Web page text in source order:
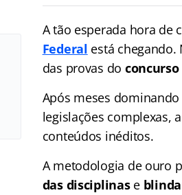
A tão esperada hora de
Federal está
das provas do concurso
Após meses
legislações complexas,
conteúdos inéditos.
A metodologia de ouro
das disciplinase